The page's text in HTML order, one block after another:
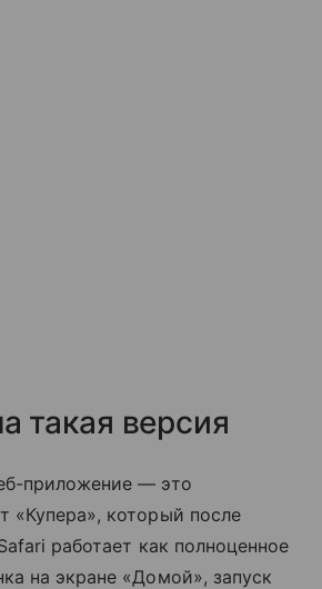
такая версия
приложение — это
«Купера», который после
работает как полноценное
на экране «Домой», запуск